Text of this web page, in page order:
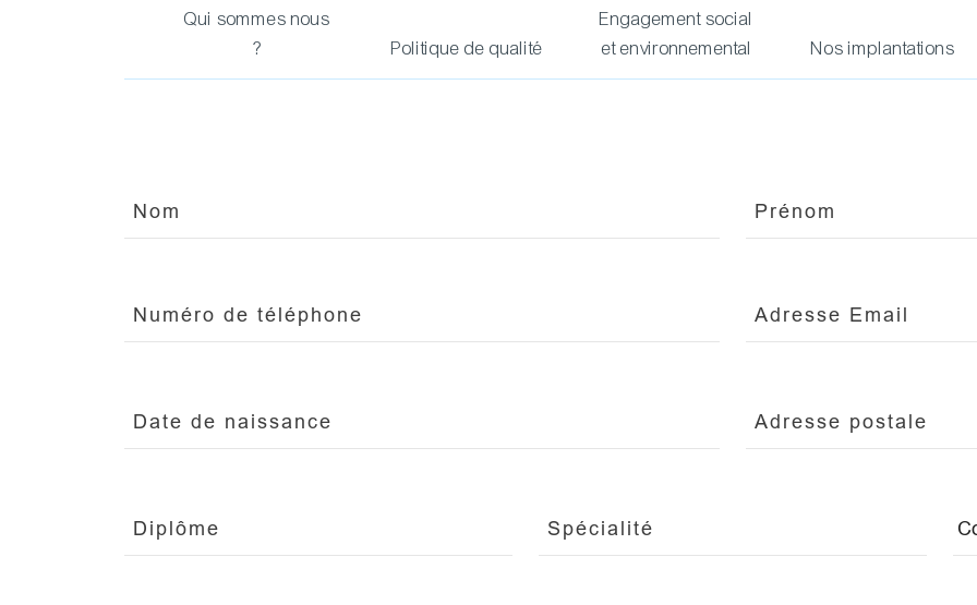
Qui sommes nous
?
Politique de qualité
Engagement social
et environnemental
Nos implantations